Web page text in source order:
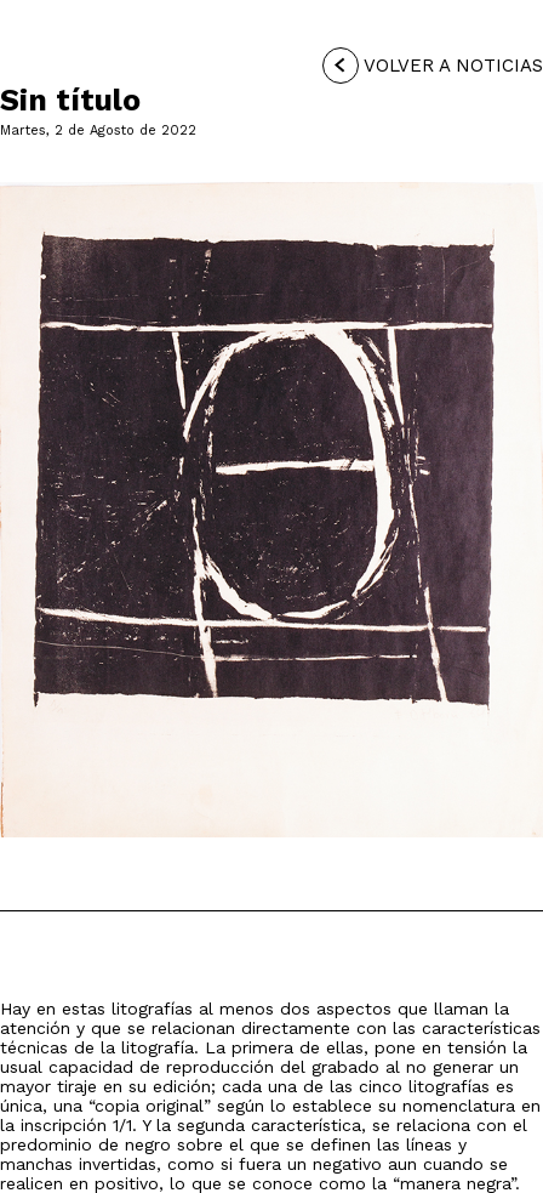
VOLVER A NOTICIAS
Sin título
Martes, 2 de Agosto de 2022
Hay en estas litografías al menos dos aspectos que llaman la
atención y que se relacionan directamente con las características
técnicas de la litografía. La primera de ellas, pone en tensión la
usual capacidad de reproducción del grabado al no generar un
mayor tiraje en su edición; cada una de las cinco litografías es
única, una “copia original” según lo establece su nomenclatura en
la inscripción 1/1. Y la segunda característica, se relaciona con el
predominio de negro sobre el que se definen las líneas y
manchas invertidas, como si fuera un negativo aun cuando se
realicen en positivo, lo que se conoce como la “manera negra”.